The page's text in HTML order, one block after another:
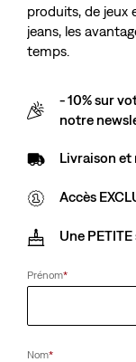
produits, de jeux
jeans, les
temps.
- 10% sur
notre
Livraison et
Accès
Une
Prénom*
Nom*